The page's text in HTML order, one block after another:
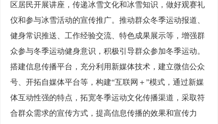
区居民开展讲座，传递冰雪文化和冰雪知识，做好观赛礼
仪和参与冰雪活动的宣传推广。推动群众冬季运动报道、
健身常识推送、工作经验交流、特色成果展示等，增强群
众参与冬季运动健身意识，积极引导群众参加冬季运动。
搭建信息传播平台，充分利用新媒体技术，建立微信公众
号、开拓自媒体平台等，构建“互联网＋”模式，通过新媒
体互动性强的特点，拓宽冬季运动文化传播渠道，采取符
合群众需求的宣传方式，提高信息传播的效果和宣传力